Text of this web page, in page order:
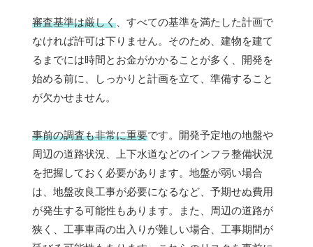
審査基準は厳しく 、すべての基準を満たした計画で
なければ許可は下りません。そのため、建物を建て
るまでには時間とお金がかかることが多く、開発を
始める前に、しっかりと計画を立て、準備すること
が欠かせません。
事前の調査も非常に重要です。開発予定地の地盤や
周辺の道路状況、上下水道などのインフラ整備状況
を把握しておく必要があります。地盤が弱い場合
は、地盤改良工事が必要になるなど、予期せぬ費用
が発生する可能性もあります。また、周辺の道路が
狭く、工事車両の出入りが難しい場合、工事期間が